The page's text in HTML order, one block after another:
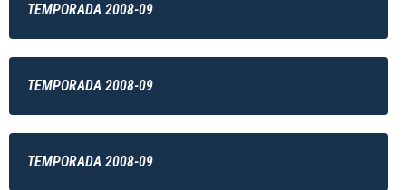
TEMPORADA 2008-09
TEMPORADA 2008-09
TEMPORADA 2008-09